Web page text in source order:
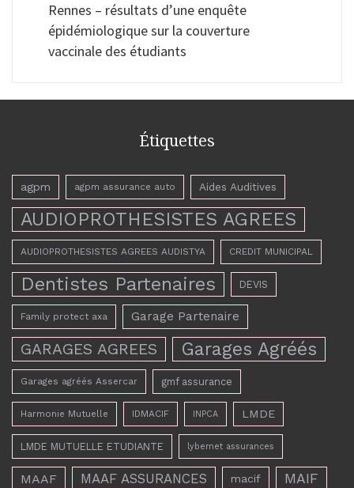
Rennes – résultats d’une enquête
épidémiologique sur la couverture
vaccinale des étudiants
Étiquettes
agpm agpm assurance auto Aides Auditives
AUDIOPROTHESISTES AGREES
AUDIOPROTHESISTES AGREES AUDISTYA CREDIT MUNICIPAL
Dentistes Partenaires DEVIS
Family protect axa Garage Partenaire
GARAGES AGREES Garages Agréés
Garages agréés Assercar gmf assurance
Harmonie Mutuelle IDMACIF INPCA LMDE
LMDE MUTUELLE ETUDIANTE lybernet assurances
MAAF MAAF ASSURANCES macif MAIF